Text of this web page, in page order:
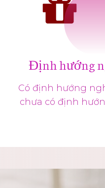
Định hướng
Có định hướng
chưa có định